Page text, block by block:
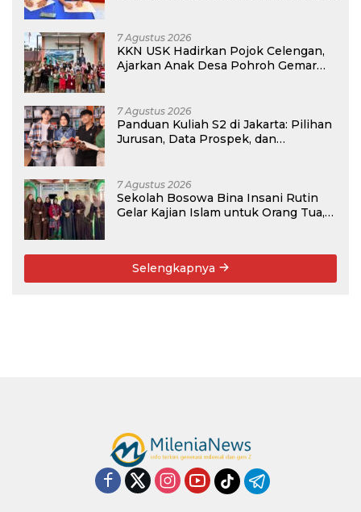
7 Agustus 2026
KKN USK Hadirkan Pojok Celengan,
Ajarkan Anak Desa Pohroh Gemar
7 Agustus 2026
Panduan Kuliah S2 di Jakarta: Pilihan
Jurusan, Data Prospek, dan
7 Agustus 2026
Sekolah Bosowa Bina Insani Rutin
Gelar Kajian Islam untuk Orang Tua,
Selengkapnya